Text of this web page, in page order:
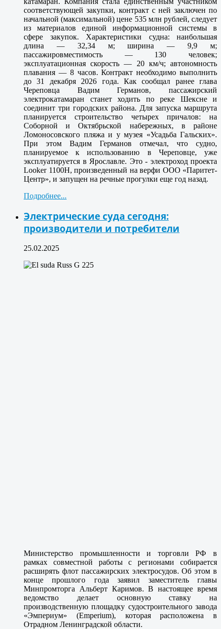
соответствующей закупки, контракт с ней заключен по
начальной (максимальной) цене 535 млн рублей, следует
из материалов единой информационной системы в
сфере закупок. Характеристики судна: наибольшая
длина — 32,34 м; ширина — 9,9 м;
пассажировместимость — 130 человек;
эксплуатационная скорость — 20 км/ч; автономность
плавания — 8 часов. Контракт необходимо выполнить
до 31 декабря 2026 года. Как сообщал ранее глава
Череповца Вадим Германов, пассажирский
электрокатамаран станет ходить по реке Шексне и
соединит три городских района. Для запуска маршрута
планируется строительство четырех причалов: на
Соборной и Октябрьской набережных, в районе
Ломоносовского пляжа и у музея «Усадьба Гальских».
При этом Вадим Германов отмечал, что судно,
планируемое к использованию в Череповце, уже
эксплуатируется в Ярославле. Это - электроход проекта
Looker 1100H, произведенный на верфи ООО «Паритет-
Центр», и запущен на речные прогулки еще год назад.
Подробнее...
Электрические суда сегодня:
производители и потребители
25.02.2025
Министерство промышленности и торговли РФ в
рамках совместной работы с регионами собирается
расширять флот пассажирских электросудов. Об этом в
конце прошлого года заявил заместитель главы
Минпромторга Альберт Каримов. В настоящее время
ведомство делает основную ставку на
производственную площадку судостроительного завода
«Эмпериум» (Emperium), которая расположена в
Отрадном Ленинградской области.